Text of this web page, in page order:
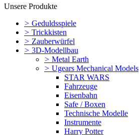
Unsere Produkte
> Geduldsspiele
> Trickkisten
> Zauberwürfel
> 3D-Modellbau
> Metal Earth
> Ugears Mechanical Models
STAR WARS
Fahrzeuge
Eisenbahn
Safe / Boxen
Technische Modelle
Instrumente
Harry Potter